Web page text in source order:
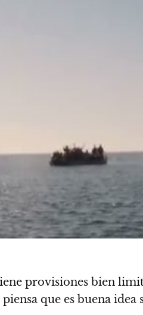
provisiones bien
piensa que es buena